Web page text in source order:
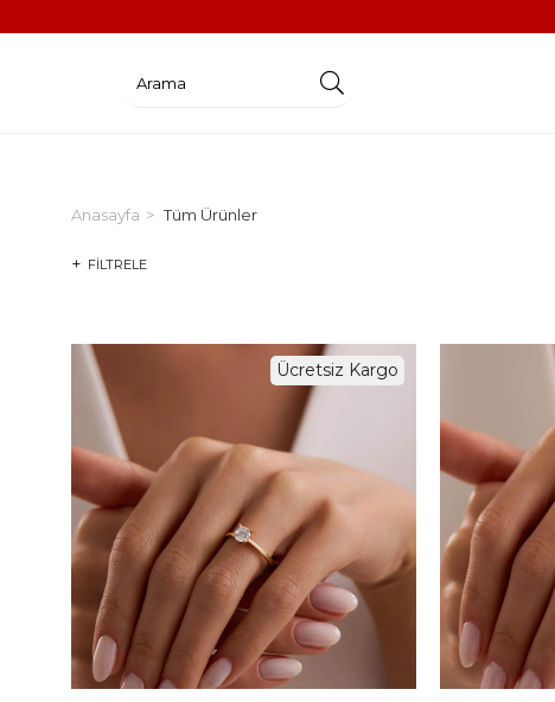
Anasayfa Tüm Ürünler
FILTRELE
Ücretsiz Kargo